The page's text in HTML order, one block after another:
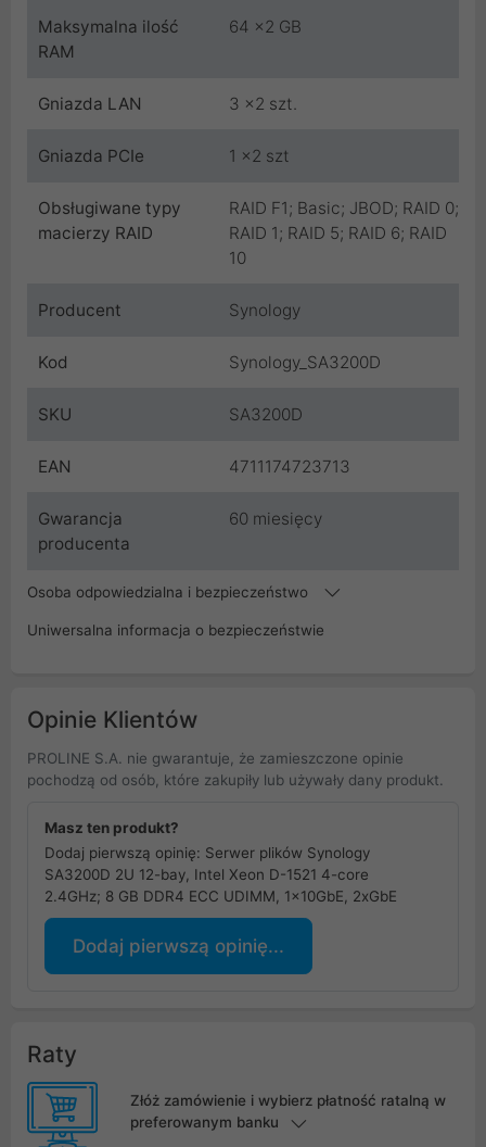
Maksymalna ilość
RAM
64 x2 GB
Gniazda LAN 3 x2 szt.
Gniazda PCIe 1 x2 szt
Obsługiwane typy
macierzy RAID
RAID F1; Basic; JBOD; RAID 0;
RAID 1; RAID 5; RAID 6; RAID
10
Producent Synology
Kod Synology_SA3200D
SKU SA3200D
EAN 4711174723713
Gwarancja
producenta
60 miesięcy
Osoba odpowiedzialna i bezpieczeństwo
Uniwersalna informacja o bezpieczeństwie
Opinie Klientów
PROLINE S.A. nie gwarantuje, że zamieszczone opinie
pochodzą od osób, które zakupiły lub używały dany produkt.
Masz ten produkt?
Dodaj pierwszą opinię: Serwer plików Synology
SA3200D 2U 12-bay, Intel Xeon D-1521 4-core
2.4GHz; 8 GB DDR4 ECC UDIMM, 1x10GbE, 2xGbE
Dodaj pierwszą opinię...
Raty
Złóż zamówienie i wybierz płatność ratalną w
preferowanym banku